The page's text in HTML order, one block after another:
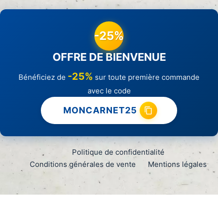
-25%
OFFRE DE BIENVENUE
Bénéficiez de -25% sur toute première commande
avec le code
MONCARNET25
Politique de confidentialité
Conditions générales de vente
Mentions légales